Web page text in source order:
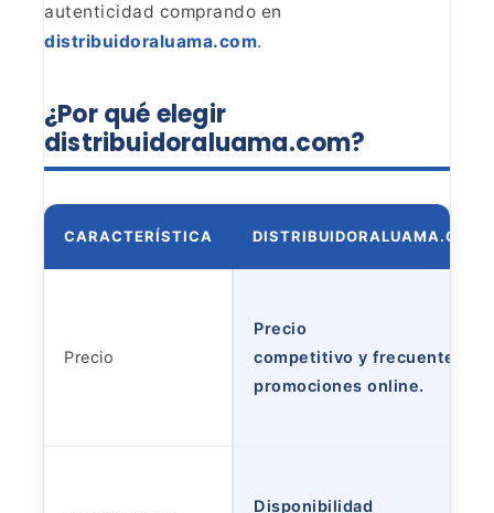
autenticidad comprando en
distribuidoraluama.com.
¿Porqué elegir
distribuidoraluama.com?
CARACTERÍSTICA DISTRIBUIDORALUAMA.COM
Precio
Precio
competitivo y frecuentes
promociones online.
Disponibilidad